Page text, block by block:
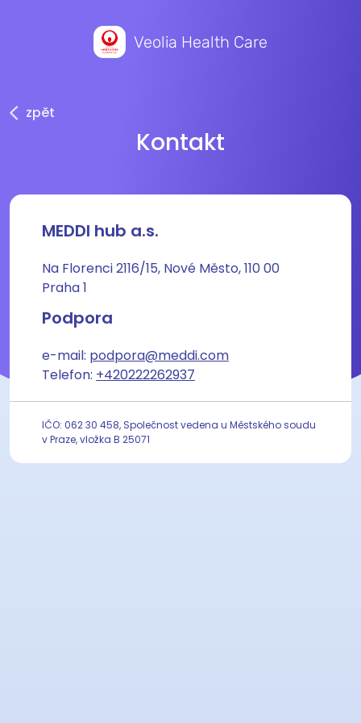
Veolia Health Care
zpět
Kontakt
MEDDI hub a.s.
Na Florenci 2116/15, Nové Město, 110 00
Praha 1
Podpora
e-mail: podpora@meddi.com
Telefon: +420222262937
IČO: 062 30 458, Společnost vedena u Městského soudu
v Praze, vložka B 25071